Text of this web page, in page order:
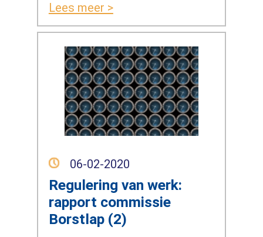
Lees meer >
06-02-2020
Regulering van werk:
rapport commissie
Borstlap (2)